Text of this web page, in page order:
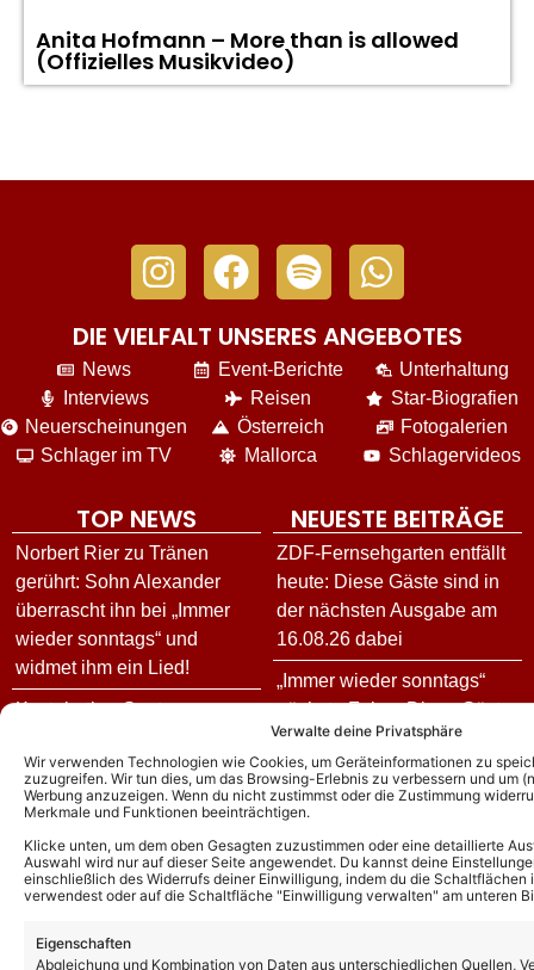
Verwalte deine Privatsphäre
Wir verwenden Technologien wie Cookies, um Geräteinformationen zu
zuzugreifen. Wir tun dies, um das Browsing-Erlebnis zu verbessern und um
Werbung anzuzeigen. Wenn du nicht zustimmst oder die Zustimmung
Merkmale und Funktionen beeinträchtigen.
Klicke unten, um dem oben Gesagten zuzustimmen oder eine detaillierte
Auswahl wird nur auf dieser Seite angewendet. Du kannst deine
einschließlich des Widerrufs deiner Einwilligung, indem du die
verwendest oder auf die Schaltfläche "Einwilligung verwalten" am unteren
Eigenschaften
Abgleichung und Kombination von Daten aus unterschiedlichen Quellen,
Anita Hofmann – More than is allowed
(Offizielles Musikvideo)
DIE VIELFALT UNSERES ANGEBOTES
News
Interviews
Neuerscheinungen
Schlager im TV
Event-Berichte
Reisen
Österreich
Mallorca
Unterhaltung
Star-Biografien
Fotogalerien
Schlagervideos
TOP NEWS
Norbert Rier zu Tränen
gerührt: Sohn Alexander
überrascht ihn bei „Immer
wieder sonntags“ und
widmet ihm ein Lied!
Kastelruther Spatzen:
Überraschungsgast vom
Spatzenfest 2026 enthüllt!
Neonlicht: Heiratsantrag bei
der „Giovanni Zarrella
Show“! Jetzt hat Nadine vom
Andy Borg exklusiv vor
NEUESTE BEITRÄGE
ZDF-Fernsehgarten entfällt
heute: Diese Gäste sind in
der nächsten Ausgabe am
16.08.26 dabei
„Immer wieder sonntags“
nächste Folge: Diese Gäste
sind in Folge 11 am
23.08.26 dabei
Julian David spricht
erstmals offen über sein Aus
bei BLINDED BY DELIGHT:
„Manchmal fällt der Vorhang